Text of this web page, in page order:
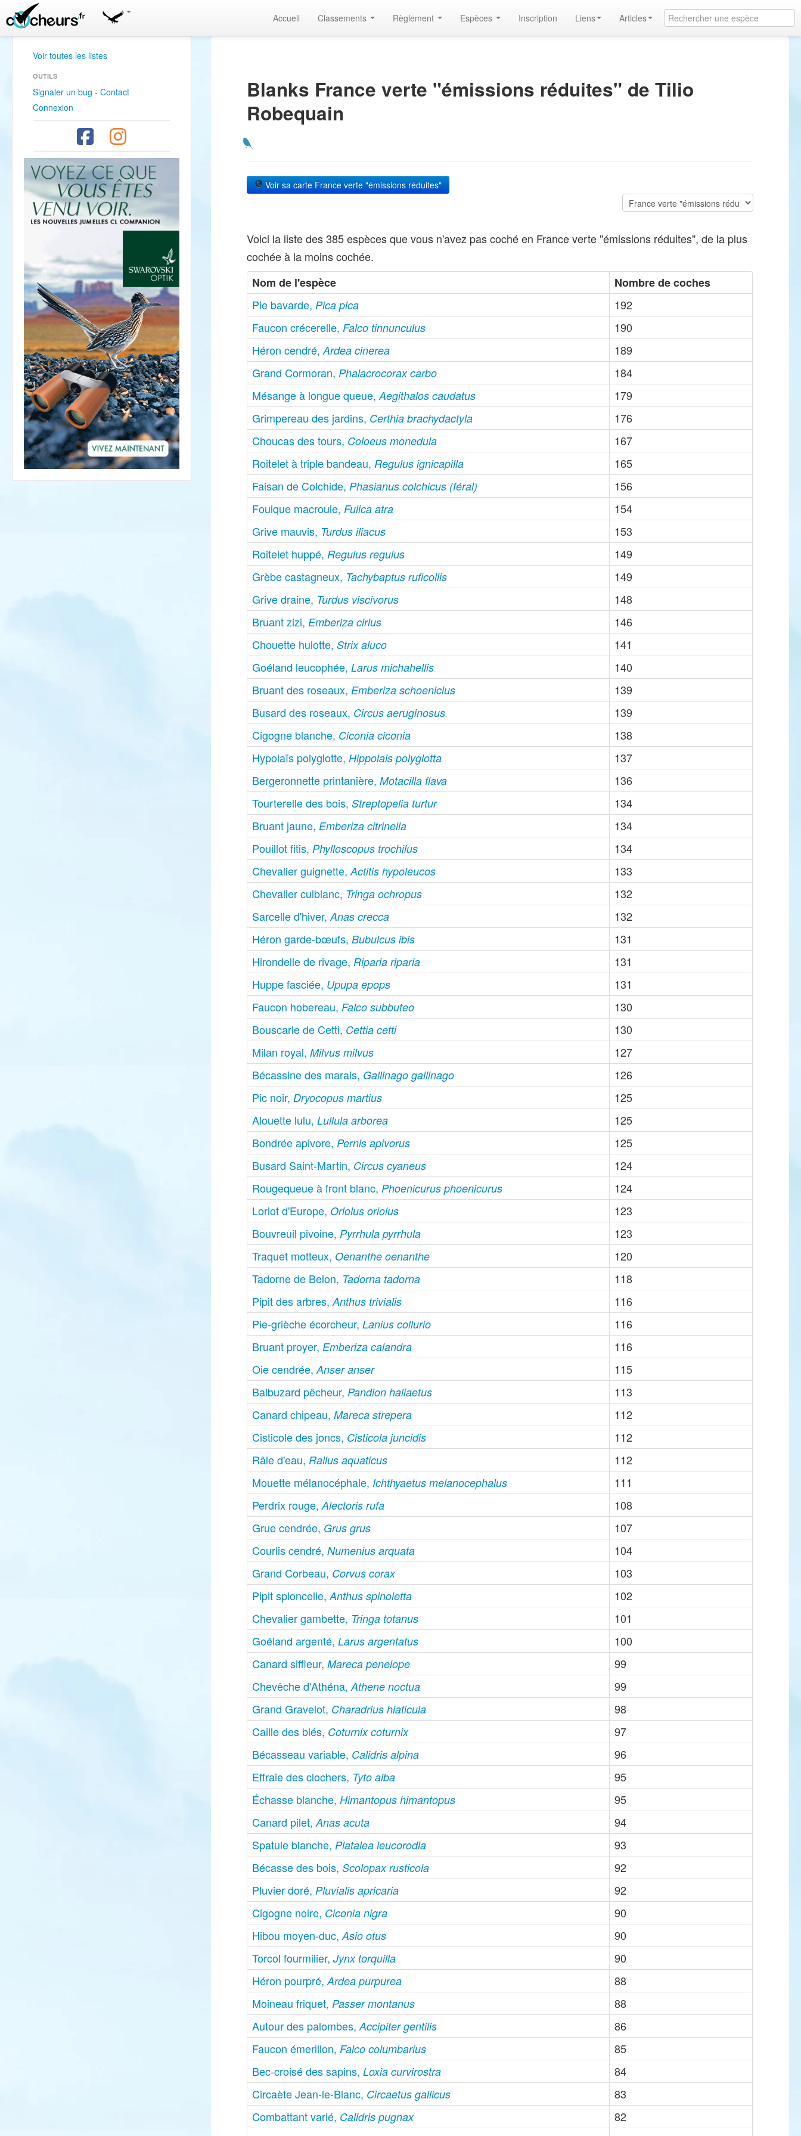
Accueil Classements Règlement Espèces Inscription Liens Articles
Voir toutes les listes
OUTILS
Signaler un bug - Contact
Connexion
Blanks France verte "émissions réduites" de Tilio
Robequain
Voir sa carte France verte "émissions réduites"
Voici la liste des 385 espèces que vous n'avez pas coché en France verte "émissions réduites", de la plus
cochée à la moins cochée.
Nom de l'espèce
Nombre de coches
Pie bavarde,Pica pica
192
Faucon crécerelle,Falco tinnunculus
190
Héron cendré,Ardea cinerea
189
Grand Cormoran,Phalacrocorax carbo
184
Mésange à longue queue,Aegithalos caudatus
179
Grimpereau des jardins, Certhia brachydactyla
176
Choucas des tours, Coloeus monedula
167
Roitelet à triple bandeau,Regulus ignicapilla
165
Faisan de Colchide,Phasianus colchicus (féral)
156
Foulque macroule,Fulica atra
154
Grive mauvis, Turdus iliacus
153
Roitelet huppé,Regulus regulus
149
Grèbe castagneux, Tachybaptus ruficollis
149
Grive draine, Turdus viscivorus
148
Bruant zizi,Emberiza cirlus
146
Chouette hulotte,Strix aluco
141
Goéland leucophée,Larus michahellis
140
Bruant des roseaux,Emberiza schoeniclus
139
Busard des roseaux, Circus aeruginosus
139
Cigogne blanche, Ciconia ciconia
138
Hypolaïs polyglotte,Hippolais polyglotta
137
Bergeronnette printanière,Motacilla flava
136
Tourterelle des bois,Streptopelia turtur
134
Bruant jaune,Emberiza citrinella
134
Pouillot fitis,Phylloscopus trochilus
134
Chevalier guignette,Actitis hypoleucos
133
Chevalier culblanc, Tringa ochropus
132
Sarcelle d'hiver,Anas crecca
132
Héron garde-bœufs,Bubulcus ibis
131
Hirondelle de rivage,Riparia riparia
131
Huppe fasciée, Upupa epops
131
Faucon hobereau,Falco subbuteo
130
Bouscarle de Cetti, Cettia cetti
130
Milan royal,Milvus milvus
127
Bécassine des marais, Gallinago gallinago
126
Pic noir,Dryocopus martius
125
Alouette lulu,Lullula arborea
125
Bondrée apivore,Pernis apivorus
125
Busard Saint-Martin, Circus cyaneus
124
Rougequeue à front blanc,Phoenicurus phoenicurus
124
Loriot d'Europe, Oriolus oriolus
123
Bouvreuil pivoine,Pyrrhula pyrrhula
123
Traquet motteux, Oenanthe oenanthe
120
Tadorne de Belon, Tadorna tadorna
118
Pipit des arbres,Anthus trivialis
116
Pie-grièche écorcheur,Lanius collurio
116
Bruant proyer,Emberiza calandra
116
Oie cendrée,Anser anser
115
Balbuzard pêcheur,Pandion haliaetus
113
Canard chipeau,Mareca strepera
112
Cisticole des joncs, Cisticola juncidis
112
Râle d'eau,Rallus aquaticus
112
Mouette mélanocéphale, Ichthyaetus melanocephalus
111
Perdrix rouge,Alectoris rufa
108
Grue cendrée, Grus grus
107
Courlis cendré,Numenius arquata
104
Grand Corbeau, Corvus corax
103
Pipit spioncelle,Anthus spinoletta
102
Chevalier gambette, Tringa totanus
101
Goéland argenté,Larus argentatus
100
Canard siffleur,Mareca penelope
99
Chevêche d'Athéna,Athene noctua
99
Grand Gravelot, Charadrius hiaticula
98
Caille des blés, Coturnix coturnix
97
Bécasseau variable, Calidris alpina
96
Effraie des clochers, Tyto alba
95
Échasse blanche,Himantopus himantopus
95
Canard pilet,Anas acuta
94
Spatule blanche,Platalea leucorodia
93
Bécasse des bois,Scolopax rusticola
92
Pluvier doré,Pluvialis apricaria
92
Cigogne noire, Ciconia nigra
90
Hibou moyen-duc,Asio otus
90
Torcol fourmilier,Jynx torquilla
90
Héron pourpré,Ardea purpurea
88
Moineau friquet,Passer montanus
88
Autour des palombes,Accipiter gentilis
86
Faucon émerillon,Falco columbarius
85
Bec-croisé des sapins,Loxia curvirostra
84
Circaète Jean-le-Blanc, Circaetus gallicus
83
Combattant varié, Calidris pugnax
82